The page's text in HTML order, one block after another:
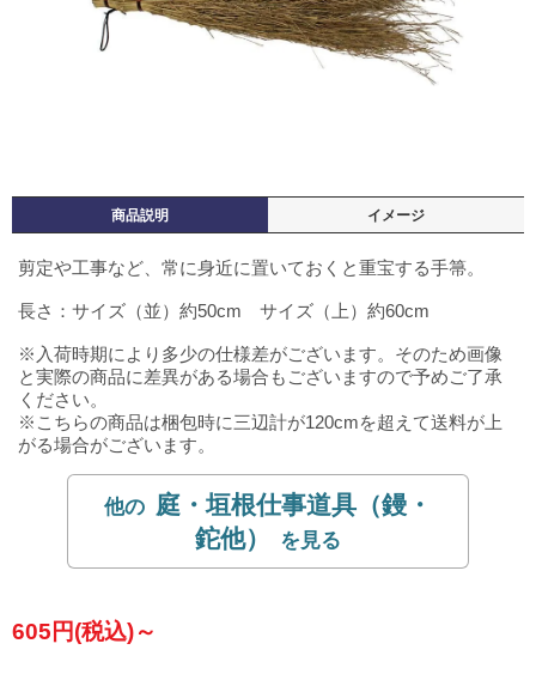
商品説明 イメージ
剪定や工事など、常に身近に置いておくと重宝する手箒。
長さ：サイズ（並）約50cm サイズ（上）約60cm
※入荷時期により多少の仕様差がございます。そのため画像
と実際の商品に差異がある場合もございますので予めご了承
ください。
※こちらの商品は梱包時に三辺計が120cmを超えて送料が上
がる場合がございます。
庭・垣根仕事道具（鏝・
鉈他）
605円(税込)～